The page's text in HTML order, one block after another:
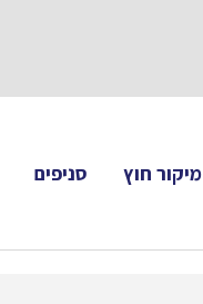
מיקור חוץ סניפים